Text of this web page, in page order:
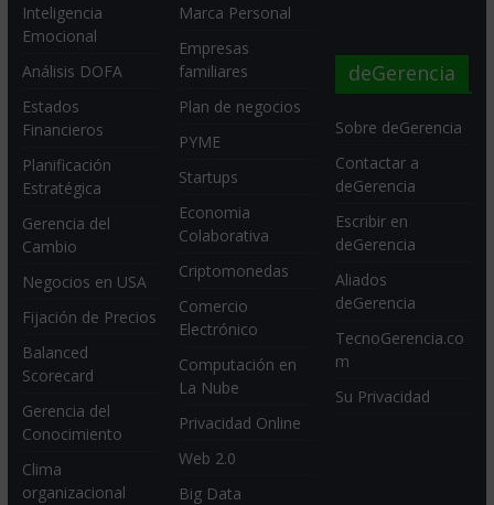
Inteligencia
Emocional
Análisis DOFA
Estados
Financieros
Planificación
Estratégica
Gerencia del
Cambio
Negocios en USA
Fijación de Precios
Balanced
Scorecard
Gerencia del
Conocimiento
Clima
organizacional
Marca Personal
Empresas
familiares
Plan de negocios
PYME
Startups
Economia
Colaborativa
Criptomonedas
Comercio
Electrónico
Computación en
La Nube
Privacidad Online
Web 2.0
Big Data
deGerencia
Sobre deGerencia
Contactar a
deGerencia
Escribir en
deGerencia
Aliados
deGerencia
TecnoGerencia.co
m
Su Privacidad